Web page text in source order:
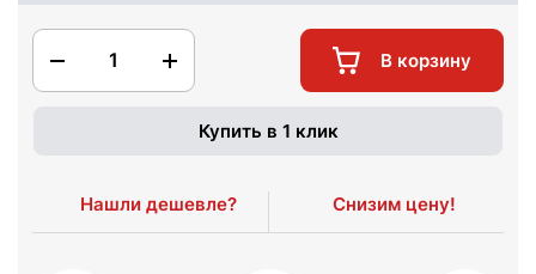
1 В корзину
Купить в 1 клик
Нашли дешевле? Снизим цену!